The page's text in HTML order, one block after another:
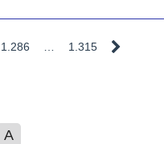
1.286 1.315
A